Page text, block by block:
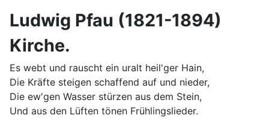
Ludwig Pfau (1821-1894)
Kirche.
Es webt und rauscht ein uralt heil'ger Hain,
Die Kräfte steigen schaffend auf und nieder,
Die ew'gen Wasser stürzen aus dem Stein,
Und aus den Lüften tönen Frühlingslieder.